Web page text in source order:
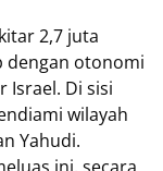
2,7 juta
dengan otonomi
Israel. Di sisi
wilayah
Yahudi.